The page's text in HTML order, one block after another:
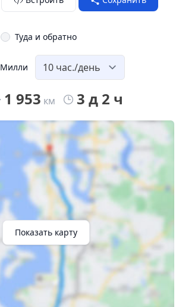
Туда и обратно
Милли
1 953 км 3 д 2 ч
Показать карту